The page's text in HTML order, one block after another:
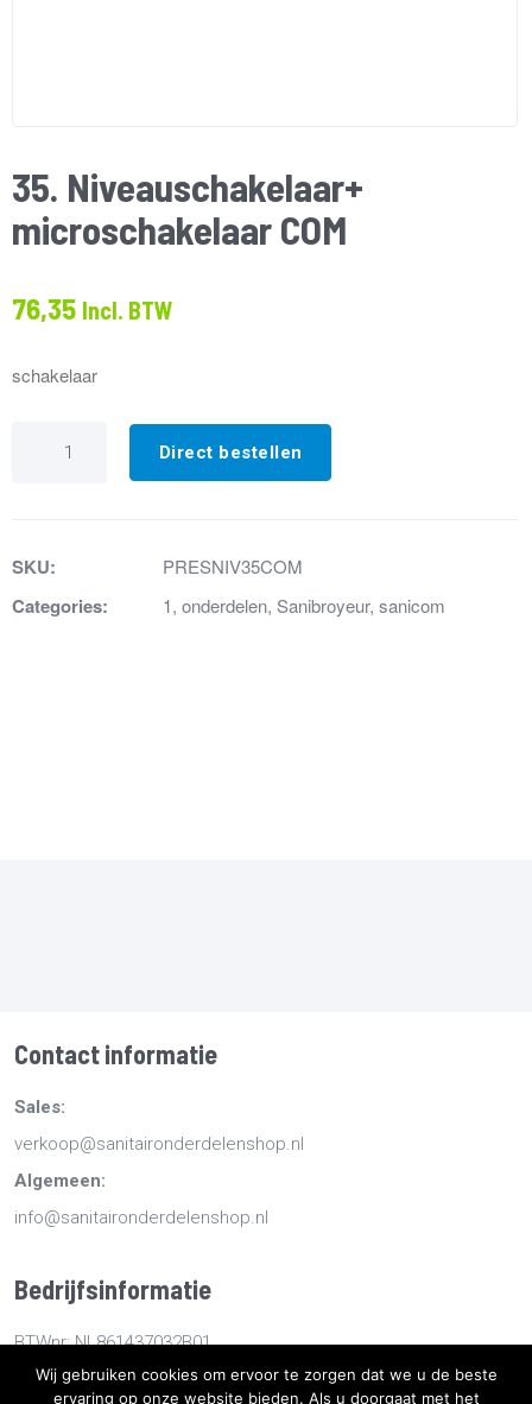
35. Niveauschakelaar+
microschakelaar COM
76,35 Incl. BTW
schakelaar
Niveauschakelaar+
microschakelaar
Direct bestellen
SKU: PRESNIV35COM
Categories: 1, onderdelen, Sanibroyeur, sanicom
Contact informatie
Sales:
verkoop@sanitaironderdelenshop.nl
Algemeen:
info@sanitaironderdelenshop.nl
Bedrijfsinformatie
BTWnr: NL861437032B01
KvKnr: 78527112
Wij gebruiken cookies om ervoor te zorgen dat we u de beste
ervaring op onze website bieden. Als u doorgaat met het